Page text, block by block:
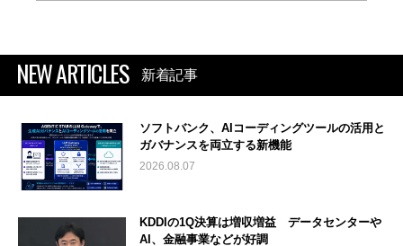
NEW ARTICLES 新着記事
ソフトバンク、AIコーディングツールの活用と
ガバナンスを両立する新機能
2026.08.07
KDDIの1Q決算は増収増益 データセンターや
AI、金融事業などが好調